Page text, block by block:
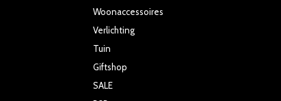
Woonaccessoires
Verlichting
Tuin
Giftshop
SALE